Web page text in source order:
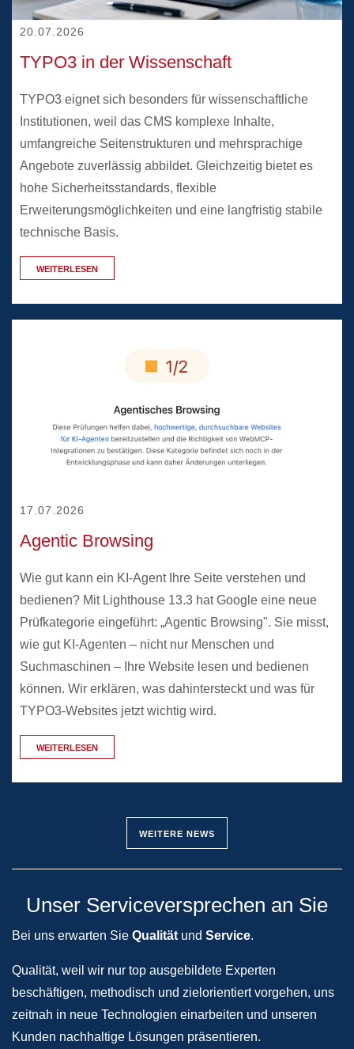
20.07.2026
TYPO3 in der Wissenschaft
TYPO3 eignet sich besonders für wissenschaftliche
Institutionen, weil das CMS komplexe Inhalte,
umfangreiche Seitenstrukturen und mehrsprachige
Angebote zuverlässig abbildet. Gleichzeitig bietet es
hohe Sicherheitsstandards, flexible
Erweiterungsmöglichkeiten und eine langfristig stabile
technische Basis.
WEITERLESEN
17.07.2026
Agentic Browsing
Wie gut kann ein KI-Agent Ihre Seite verstehen und
bedienen? Mit Lighthouse 13.3 hat Google eine neue
Prüfkategorie eingeführt: „Agentic Browsing". Sie misst,
wie gut KI-Agenten – nicht nur Menschen und
Suchmaschinen – Ihre Website lesen und bedienen
können. Wir erklären, was dahintersteckt und was für
TYPO3-Websites jetzt wichtig wird.
WEITERLESEN
WEITERE NEWS
Unser Serviceversprechen an Sie
Bei uns erwarten Sie Qualität und Service.
Qualität, weil wir nur top ausgebildete Experten
beschäftigen, methodisch und zielorientiert vorgehen, uns
zeitnah in neue Technologien einarbeiten und unseren
Kunden nachhaltige Lösungen präsentieren.